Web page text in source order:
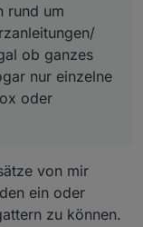
rund um
ob ganzes
nur einzelne
oder
von mir
ein oder
zu können.